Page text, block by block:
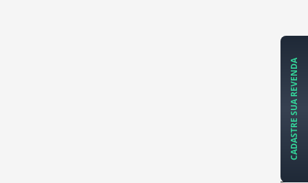
CADASTRE SUA REVENDA